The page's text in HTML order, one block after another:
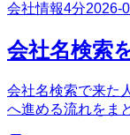
会社情報4分2026-
会社名検索
会社名検索で来た
へ進める流れをま